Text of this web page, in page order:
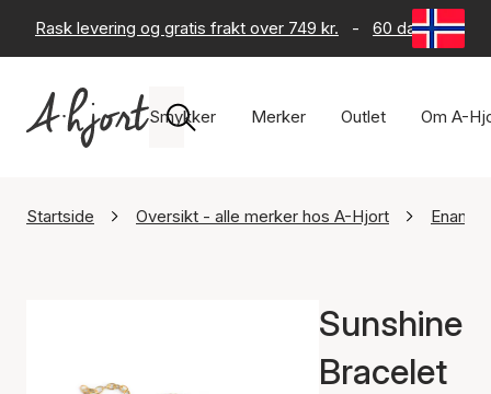
Rask levering og gratis frakt over 749 kr. - 60 dagers
Smykker Merker Outlet Om A-
Startside Oversikt - alle merker hos A-Hjort
Sunshine
Bracelet